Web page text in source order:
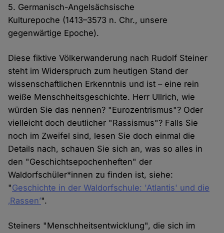
5. Germanisch-Angelsächsische
Kulturepoche (1413–3573 n. Chr., unsere
gegenwärtige Epoche).
Diese fiktive Völkerwanderung nach Rudolf Steiner
steht im Widerspruch zum heutigen Stand der
wissenschaftlichen Erkenntnis und ist – eine rein
weiße Menschheitsgeschichte. Herr Ullrich, wie
würden Sie das nennen? "Eurozentrismus"? Oder
vielleicht doch deutlicher "Rassismus"? Falls Sie
noch im Zweifel sind, lesen Sie doch einmal die
Details nach, schauen Sie sich an, was so alles in
den "Geschichtsepochenheften" der
Waldorfschüler*innen zu finden ist, siehe:
"Geschichte in der Waldorfschule: 'Atlantis' und die
‚Rassen’".
Steiners "Menschheitsentwicklung", die sich im